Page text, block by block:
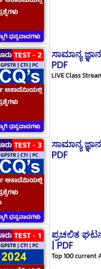
ಸಾಮಾನ್ಯ
PDF
LIVE Class
ಸಾಮಾನ್ಯ
PDF
ಪ್ರಚಲಿತ
| PDF
Top 100 current